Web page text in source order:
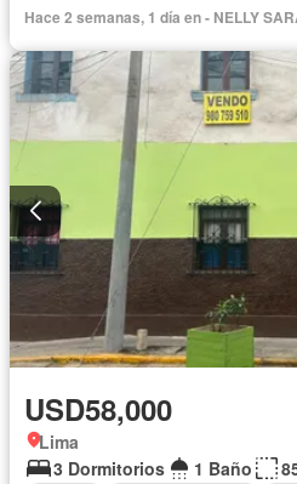
Hace 2 semanas, 1 día en - NELLY
USD58,000
Lima
3 Dormitorios
1 Baño